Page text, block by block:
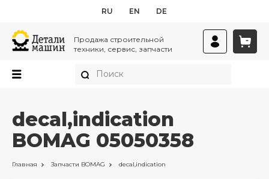
RU EN DE
Продажа строительной
техники, сервис, запчасти
decal,indication
BOMAG 05050358
Главная Запчасти BOMAG decal,indication